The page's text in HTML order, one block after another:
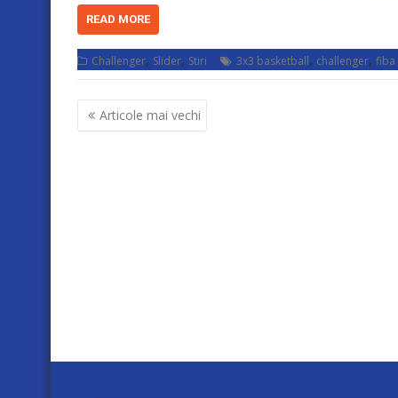
READ MORE
Challenger, Slider, Stiri 3x3 basketball, challenger, fiba
Navigare
în
Articole mai vechi